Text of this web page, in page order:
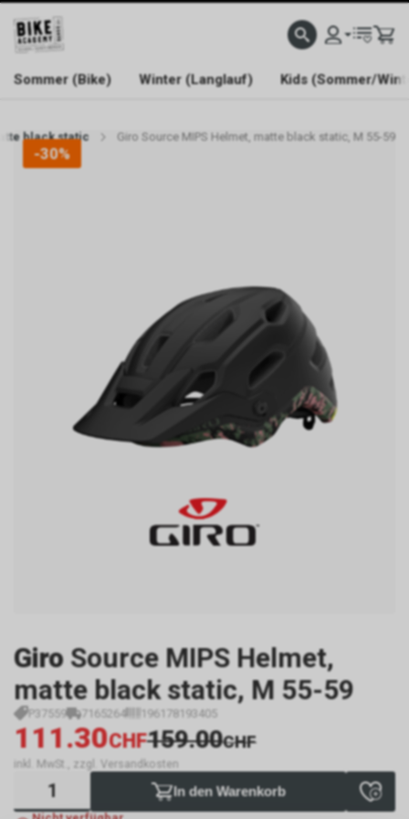
WELCOME TO BIKE ACADEMY
Sommer (Bike) Winter (Langlauf) Kids (Sommer/
black static Giro Source MIPS Helmet, matte black static, M 55-59
-30%
Giro Source MIPS Helmet,
matte black static, M 55-59
P37559 7165264 196178193405
111.30CHF159.00CHF
inkl. MwSt., zzgl. Versandkosten
In den Warenkorb